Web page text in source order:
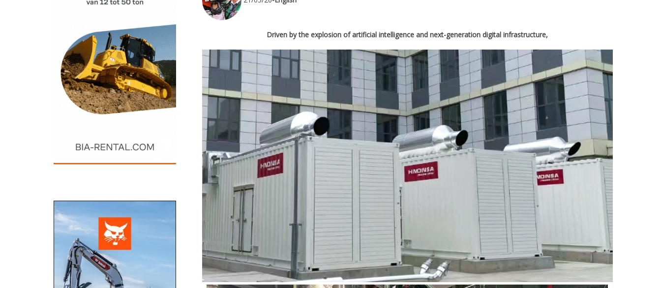
Driven by the explosion of artificial intelligence and next-generation digital infrastructure,